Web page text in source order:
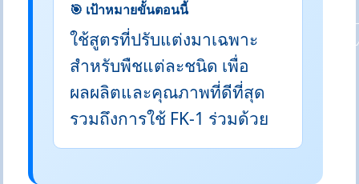
🎯 เป้าหมายขั้นตอนนี้
ใช้สูตรที่ปรับแต่งมาเฉพาะ
สำหรับพืชแต่ละชนิด เพื่อ
ผลผลิตและคุณภาพที่ดีที่สุด
รวมถึงการใช้ FK-1 ร่วมด้วย